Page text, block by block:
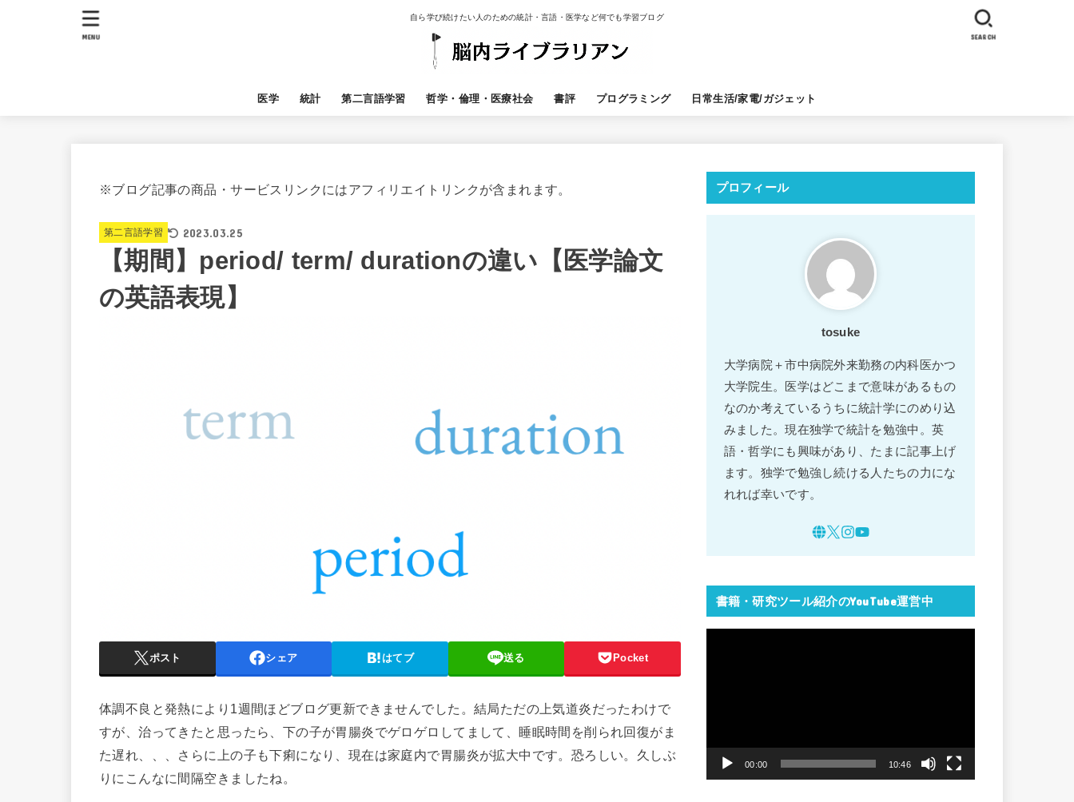
自ら学び続けたい人のための統計・言語・医学など何でも学習ブログ
医学 統計 第二言語学習 哲学・倫理・医療社会 書評 プログラミング 日常生活/家電/ガジェット
SEARCH
MENU
※ブログ記事の商品・サービスリンクにはアフィリエイトリンクが含まれます。
第二言語学習 2023.03.25
【期間】period/ term/ durationの違い【医学論文
の英語表現】
ポスト シェア はてブ 送る Pocket
体調不良と発熱により1週間ほどブログ更新できませんでした。結局ただの上気道炎だったわけで
すが、治ってきたと思ったら、下の子が胃腸炎でゲロゲロしてまして、睡眠時間を削られ回復がま
た遅れ、、、さらに上の子も下痢になり、現在は家庭内で胃腸炎が拡大中です。恐ろしい。久しぶ
りにこんなに間隔空きましたね。
プロフィール
tosuke
大学病院＋市中病院外来勤務の内科医かつ
大学院生。医学はどこまで意味があるもの
なのか考えているうちに統計学にのめり込
みました。現在独学で統計を勉強中。英
語・哲学にも興味があり、たまに記事上げ
ます。独学で勉強し続ける人たちの力にな
れれば幸いです。
書籍・研究ツール紹介のYouTube運営中
ヤ
00:00 10:46